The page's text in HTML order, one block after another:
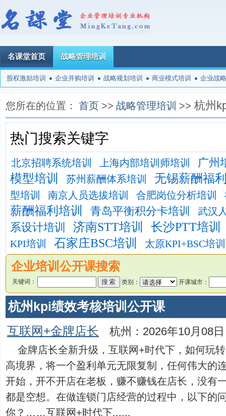
名课堂首页 战略管理培训
股权激励培训 企业并购培训 战略规划培训 商业模式培训 企业战
您所在的位置： 首页 >> 战略管理培训 >> 杭州
热门搜索关键字
北京招聘系统培训 上海内部培训师培训 广州
模型培训 苏州薪酬体系培训 无锡薪酬福
型培训 南京人员选拔培训 合肥岗位分析培训
薪酬福利培训 青岛平衡积分卡培训 武汉
系设计培训 济南STT培训 长沙PTT培训
KPI培训 石家庄BSC培训 太原KPI+BSC培训
企业培训公开课搜索
关键词： 类别： 开课城市：
杭州kpi绩效考核培训公开课
互联网+金牌店长 杭州：2026年10月08日
金牌店长全新升级，互联网+时代下，如何玩
高境界，将一个盈利单元无限复制，任何伟大的
开始，开不开店在老板，赚不赚钱在店长，没有
都是空想。在做连锁门店经营的过程中，以下的
你？……互联网+时代下......